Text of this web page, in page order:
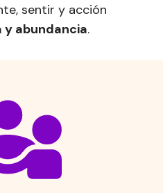
sentir y acción
y abundancia.